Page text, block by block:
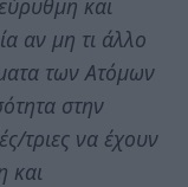
και
αν μη τι άλλο
των Ατόμων
στην
τριες να έχουν
και